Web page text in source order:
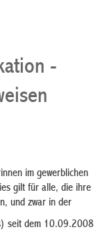
-
im gewerblichen
gilt für alle, die ihre
und zwar in der
seit dem 10.09.2008